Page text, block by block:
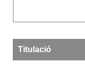
Titulació